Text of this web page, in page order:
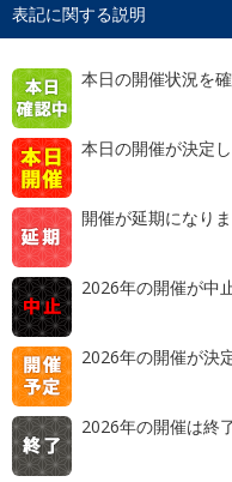
表記に関する説明
本日の開催状況を
本日の開催が決定
開催が延期になり
2026年の開催が中
2026年の開催が決
2026年の開催は終